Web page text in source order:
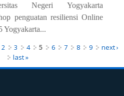
Negeri Yogyakarta
penguatan resiliensi Online
Yogyakarta...
2 3 4 5 6 7 8 9
next ›
last »